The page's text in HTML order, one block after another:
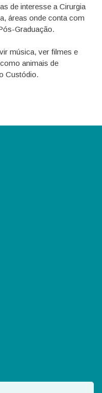
de interesse a Cirurgia
áreas onde conta com
Graduação.
música, ver filmes e
animais de
Custódio.